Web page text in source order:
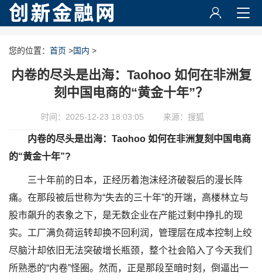
您的位置： 首页 >国内 >
内卷的尽头是出海：Taohoo 如何在非洲复
刻中国电商的“黄金十年”？
时间：2025-12-23 18:03:05 来源：搜狐
内卷的尽头是出海：Taohoo 如何在非洲复刻中国电商
的“黄金十年”?
三十年前的日本，正经历着泡沫经济破裂后的漫长阵
痛。在那段被后世称为“失去的三十年”的开端，高楼林立与
股市飙升的表象之下，是无数企业在产能过剩中挣扎的现
实。工厂满负荷运转却换不回利润，管理层在成本控制上绞
尽脑汁却依旧无法突破增长瓶颈，整个社会陷入了今天我们
所熟悉的“内卷”怪圈。然而，正是那段至暗时刻，倒逼出一